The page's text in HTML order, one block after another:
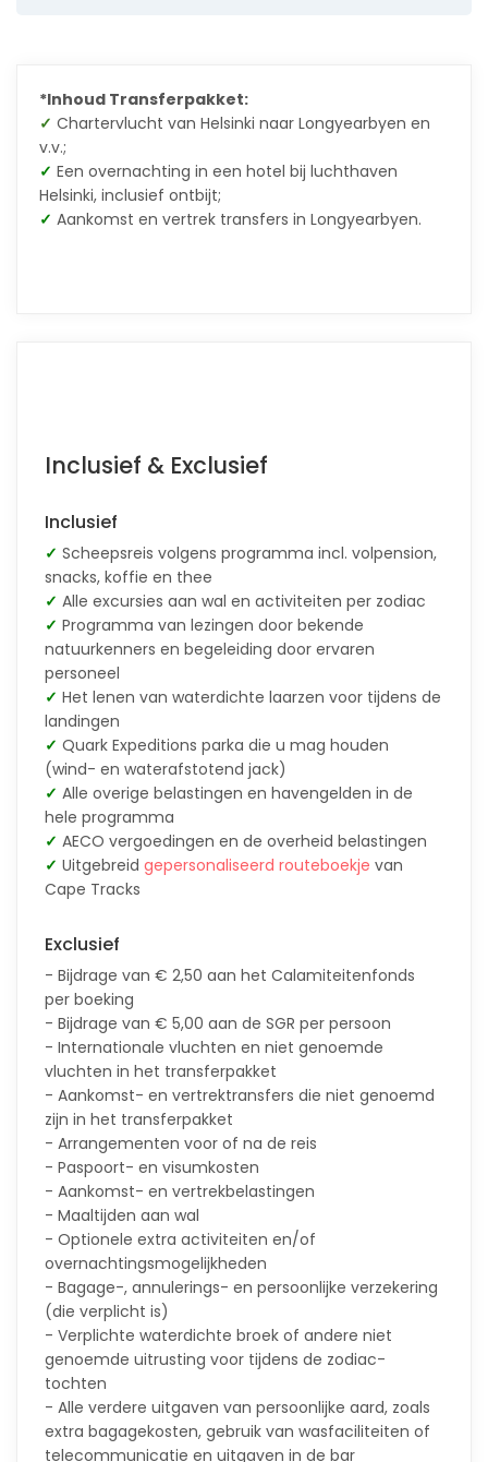
*Inhoud Transferpakket:
✓ Chartervlucht van Helsinki naar Longyearbyen en
v.v.;
✓ Een overnachting in een hotel bij luchthaven
Helsinki, inclusief ontbijt;
✓ Aankomst en vertrek transfers in Longyearbyen.
Inclusief & Exclusief
Inclusief
✓ Scheepsreis volgens programma incl. volpension,
snacks, koffie en thee
✓ Alle excursies aan wal en activiteiten per zodiac
✓ Programma van lezingen door bekende
natuurkenners en begeleiding door ervaren
personeel
✓ Het lenen van waterdichte laarzen voor tijdens de
landingen
✓ Quark Expeditions parka die u mag houden
(wind- en waterafstotend jack)
✓ Alle overige belastingen en havengelden in de
hele programma
✓ AECO vergoedingen en de overheid belastingen
✓ Uitgebreid gepersonaliseerd routeboekje van
Cape Tracks
Exclusief
- Bijdrage van € 2,50 aan het Calamiteitenfonds
per boeking
- Bijdrage van € 5,00 aan de SGR per persoon
- Internationale vluchten en niet genoemde
vluchten in het transferpakket
- Aankomst- en vertrektransfers die niet genoemd
zijn in het transferpakket
- Arrangementen voor of na de reis
- Paspoort- en visumkosten
- Aankomst- en vertrekbelastingen
- Maaltijden aan wal
- Optionele extra activiteiten en/of
overnachtingsmogelijkheden
- Bagage-, annulerings- en persoonlijke verzekering
(die verplicht is)
- Verplichte waterdichte broek of andere niet
genoemde uitrusting voor tijdens de zodiac-
tochten
- Alle verdere uitgaven van persoonlijke aard, zoals
extra bagagekosten, gebruik van wasfaciliteiten of
telecommunicatie en uitgaven in de bar